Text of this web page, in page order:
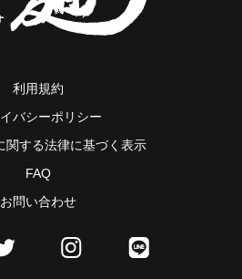
利用規約
バシーポリシー
関する法律に基づく表示
FAQ
お問い合わせ